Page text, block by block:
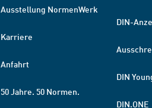
Ausstellung NormenWerk
Karriere
Anfahrt
50 Jahre. 50 Normen.
DIN-
DIN
DIN.ONE